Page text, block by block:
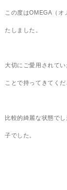
この度はOMEGA（オ
たしました。
大切にご愛用されて
ことで持ってきてくだ
比較的綺麗な状態で
子でした。